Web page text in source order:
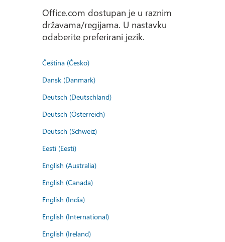
Office.com dostupan je u raznim
državama/regijama. U nastavku
odaberite preferirani jezik.
Čeština (Česko)
Dansk (Danmark)
Deutsch (Deutschland)
Deutsch (Österreich)
Deutsch (Schweiz)
Eesti (Eesti)
English (Australia)
English (Canada)
English (India)
English (International)
English (Ireland)